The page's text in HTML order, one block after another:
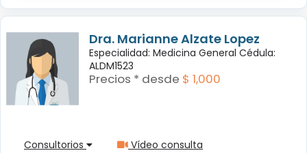
Dra. Marianne Alzate Lopez
Especialidad: Medicina General Cédula:
ALDM1523
Precios * desde $ 1,000
Consultorios Vídeo consulta